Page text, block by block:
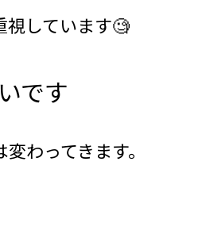
視しています🧐
です
わってきます。